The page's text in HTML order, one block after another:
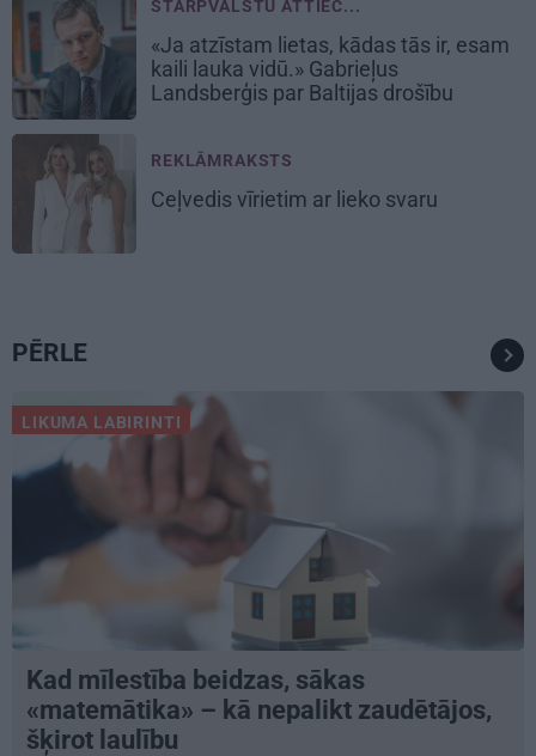
STARPVALSTU ATTIEC...
«Ja atzīstam lietas, kādas tās ir, esam
kaili lauka vidū.» Gabrieļus
Landsberģis par Baltijas drošību
REKLĀMRAKSTS
Ceļvedis vīrietim ar lieko svaru
PĒRLE
LIKUMA LABIRINTI
Kad mīlestība beidzas, sākas
«matemātika» – kā nepalikt zaudētājos,
šķirot laulību